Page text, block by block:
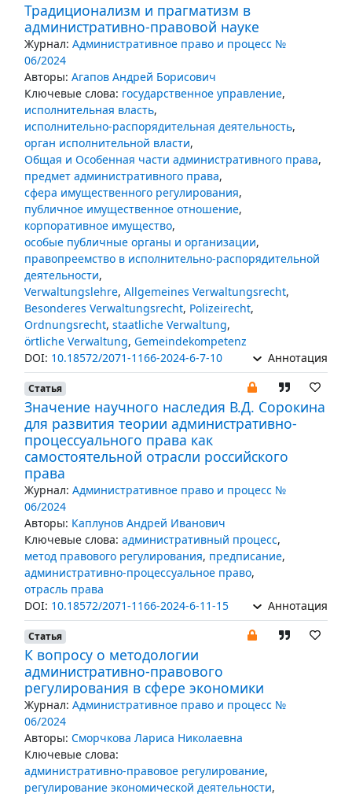
Традиционализм и прагматизм в
административно-правовой науке
Журнал: Административное право и процесс №
06/2024
Авторы: Агапов Андрей Борисович
Ключевые слова: государственное управление,
исполнительная власть,
исполнительно-распорядительная деятельность,
орган исполнительной власти,
Общая и Особенная части административного права,
предмет административного права,
сфера имущественного регулирования,
публичное имущественное отношение,
корпоративное имущество,
особые публичные органы и организации,
правопреемство в исполнительно-распорядительной
деятельности,
Verwaltungslehre, Allgemeines Verwaltungsrecht,
Besonderes Verwaltungsrecht, Polizeirecht,
Ordnungsrecht, staatliche Verwaltung,
örtliche Verwaltung, Gemeindekompetenz
DOI: 10.18572/2071-1166-2024-6-7-10 Аннотация
Статья
Значение научного наследия В.Д. Сорокина
для развития теории административно-
процессуального права как
самостоятельной отрасли российского
права
Журнал: Административное право и процесс №
06/2024
Авторы: Каплунов Андрей Иванович
Ключевые слова: административный процесс,
метод правового регулирования, предписание,
административно-процессуальное право,
отрасль права
DOI: 10.18572/2071-1166-2024-6-11-15 Аннотация
Статья
К вопросу о методологии
административно-правового
регулирования в сфере экономики
Журнал: Административное право и процесс №
06/2024
Авторы: Сморчкова Лариса Николаевна
Ключевые слова:
административно-правовое регулирование,
регулирование экономической деятельности,